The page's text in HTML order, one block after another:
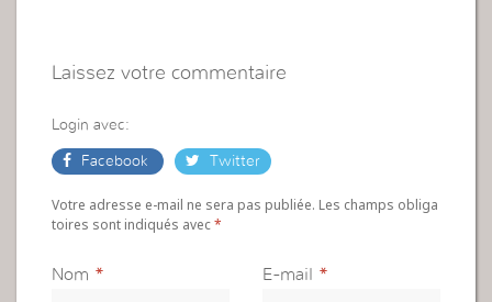
Laissez votre commentaire
Login avec:
Facebook Twitter
Votre adresse e-mail ne sera pas publiée. Les champs obliga
toires sont indiqués avec*
Nom * E-mail *